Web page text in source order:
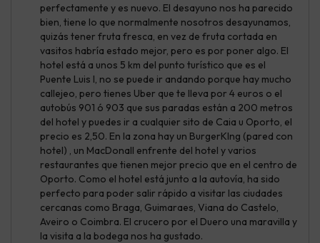
perfectamente y es nuevo. El desayuno nos ha parecido
bien, tiene lo que normalmente nosotros desayunamos,
quizás tener fruta fresca, en vez de fruta cortada en
vasitos habría estado mejor, pero es por poner algo. El
hotel está a unos 5 km del punto turístico que es el
Puente Luis I, no se puede ir andando porque hay mucho
callejeo, pero tienes Uber que te lleva por 4 euros o el
autobús 901 ó 903 que sus paradas están a 200 metros
del hotel y puedes ir a cualquier sito de Caia u Oporto, el
precio es 2,50. En la zona hay un BurgerKIng (pared con
hotel) , un MacDonall enfrente del hotel y varios
restaurantes que tienen mejor precio que en el centro de
Oporto. Como el hotel está junto a la autovía, ha sido
perfecto para poder salir rápido a visitar las ciudades
cercanas como Braga, Guimaraes, Viana do Castelo,
Aveiro o Coimbra. El crucero por el Duero una maravilla y
la visita a la bodega nos ha gustado.